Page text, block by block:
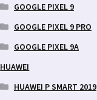
GOOGLE PIXEL 9
GOOGLE PIXEL 9 PRO
GOOGLE PIXEL 9A
HUAWEI
HUAWEI P SMART 2019